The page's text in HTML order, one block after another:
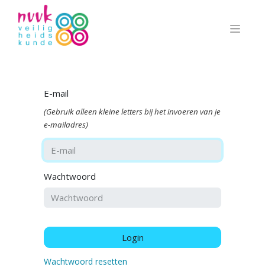
E-mail
(Gebruik alleen kleine letters bij het invoeren van je
e-mailadres)
Wachtwoord
Login
Wachtwoord resetten